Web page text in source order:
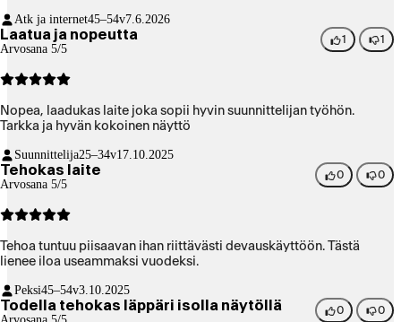
Atk ja internet45–54v7.6.2026
Laatua ja nopeutta
Arvosana 5/5
1 1
Nopea, laadukas laite joka sopii hyvin suunnittelijan työhön.
Tarkka ja hyvän kokoinen näyttö
Suunnittelija25–34v17.10.2025
Tehokas laite
Arvosana 5/5
0 0
Tehoa tuntuu piisaavan ihan riittävästi devauskäyttöön. Tästä
lienee iloa useammaksi vuodeksi.
Peksi45–54v3.10.2025
Todella tehokas läppäri isolla näytöllä 0 0